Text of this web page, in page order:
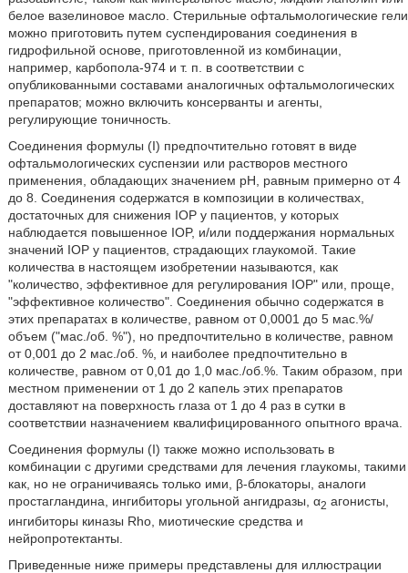
белое вазелиновое масло. Стерильные офтальмологические гели
можно приготовить путем суспендирования соединения в
гидрофильной основе, приготовленной из комбинации,
например, карбопола-974 и т. п. в соответствии с
опубликованными составами аналогичных офтальмологических
препаратов; можно включить консерванты и агенты,
регулирующие тоничность.
Соединения формулы (I) предпочтительно готовят в виде
офтальмологических суспензии или растворов местного
применения, обладающих значением pH, равным примерно от 4
до 8. Соединения содержатся в композиции в количествах,
достаточных для снижения IOP у пациентов, у которых
наблюдается повышенное IOP, и/или поддержания нормальных
значений IOP у пациентов, страдающих глаукомой. Такие
количества в настоящем изобретении называются, как
"количество, эффективное для регулирования IOP" или, проще,
"эффективное количество". Соединения обычно содержатся в
этих препаратах в количестве, равном от 0,0001 до 5 мас.%/
объем ("мас./об. %"), но предпочтительно в количестве, равном
от 0,001 до 2 мас./об. %, и наиболее предпочтительно в
количестве, равном от 0,01 до 1,0 мас./об.%. Таким образом, при
местном применении от 1 до 2 капель этих препаратов
доставляют на поверхность глаза от 1 до 4 раз в сутки в
соответствии назначением квалифицированного опытного врача.
Соединения формулы (I) также можно использовать в
комбинации с другими средствами для лечения глаукомы, такими
как, но не ограничиваясь только ими, β-блокаторы, аналоги
простагландина, ингибиторы угольной ангидразы, α2 агонисты,
ингибиторы киназы Rho, миотические средства и
нейропротектанты.
Приведенные ниже примеры представлены для иллюстрации